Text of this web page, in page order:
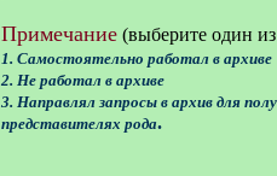
Примечание (выберите один
1. Самостоятельно работал в архиве
2. Не работал в архиве
3. Направлял запросы в архив для
представителях рода.